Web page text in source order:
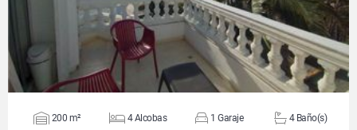
200 m² 4 Alcobas 1 Garaje 4 Baño(s)